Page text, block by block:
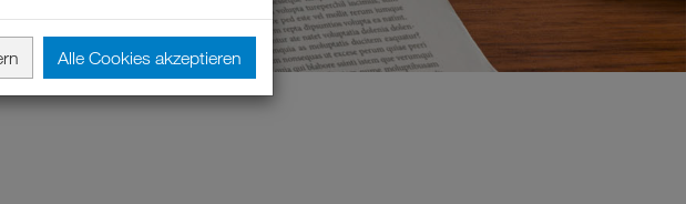
Alle Cookies akzeptieren